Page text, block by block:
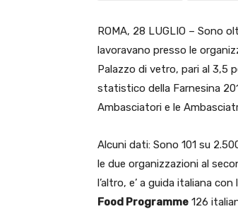
ROMA, 28 LUGLIO – Sono
lavoravano presso le
Palazzo di vetro, pari al 3,5
statistico della Farnesina
Ambasciatori e le
Alcuni dati: Sono 101 su
le due organizzazioni al
l’altro, e’ a guida italiana
Food Programme 126